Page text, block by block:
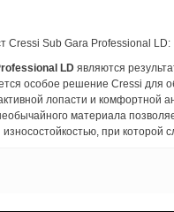
Cressi Sub Gara Professional LD:
LD являются
особое решение Cressi для
лопасти и комфортной
материала
при которой